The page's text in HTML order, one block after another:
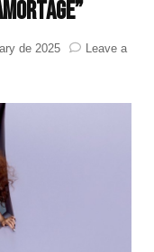
de 2025
Leave a